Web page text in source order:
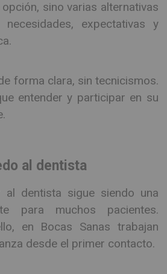
sino varias alternativas
expectativas y
forma clara, sin tecnicismos.
entender y participar en su
al dentista
dentista sigue siendo una
para muchos pacientes.
en Bocas Sanas trabajan
desde el primer contacto.